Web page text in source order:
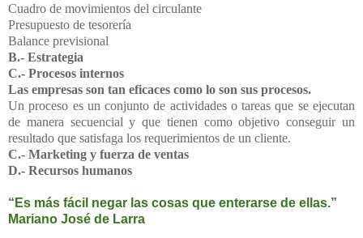
Cuadro de movimientos del circulante
Presupuesto de tesorería
Balance previsional
B.- Estrategia
C.- Procesos internos
Las empresas son tan eficaces como lo son sus procesos.
Un proceso es un conjunto de actividades o tareas que se ejecutan
de manera secuencial y que tienen como objetivo conseguir un
resultado que satisfaga los requerimientos de un cliente.
C.- Marketing y fuerza de ventas
D.- Recursos humanos
“Es más fácil negar las cosas que enterarse de ellas.”
Mariano José de Larra